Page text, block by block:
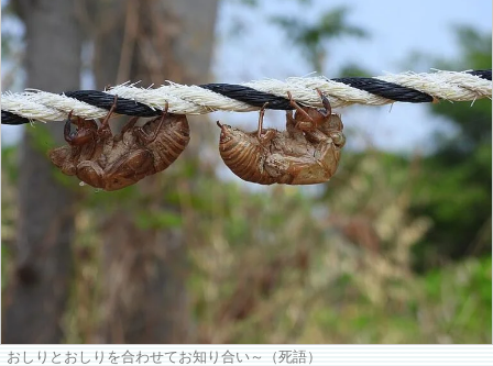
おしりとおしりを合わせてお知り合い～（死語）